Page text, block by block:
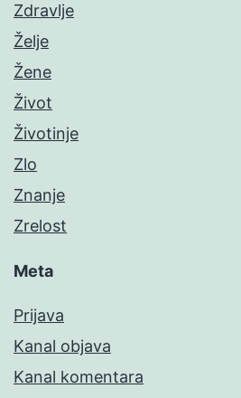
Zdravlje
Želje
Žene
Život
Životinje
Zlo
Znanje
Zrelost
Meta
Prijava
Kanal objava
Kanal komentara